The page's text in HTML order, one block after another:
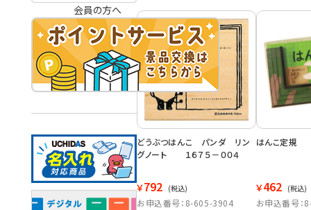
どうぶつはんこ パンダ リン
グノート １６７５－００４
￥792 (税込)
お申込番号：8-605-3904
はんこ定規
￥462 (税込)
お申込番号
会員の方へ